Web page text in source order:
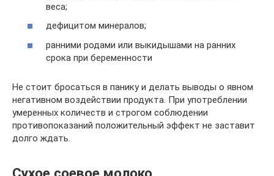
веса;
дефицитом минералов;
ранними родами или выкидышами на ранних
срока при беременности
Не стоит бросаться в панику и делать выводы о явном
негативном воздействии продукта. При употреблении
умеренных количеств и строгом соблюдении
противопоказаний положительный эффект не заставит
долго ждать.
Сухое соевое молоко